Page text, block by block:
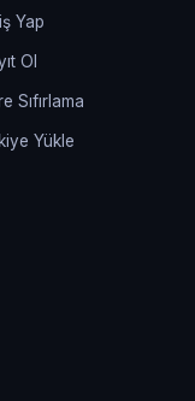
Yap
Ol
Sıfırlama
Yükle